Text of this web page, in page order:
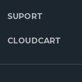
SUPORT
CLOUDCART